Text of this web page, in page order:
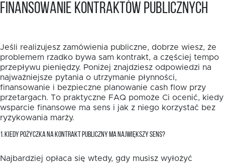
finansowanie kontraktów publicznych
Jeśli realizujesz zamówienia publiczne, dobrze wiesz, że
problemem rzadko bywa sam kontrakt, a częściej tempo
przepływu pieniędzy. Poniżej znajdziesz odpowiedzi na
najważniejsze pytania o utrzymanie płynności,
finansowanie i bezpieczne planowanie cash flow przy
przetargach. To praktyczne FAQ pomoże Ci ocenić, kiedy
wsparcie finansowe ma sens i jak z niego korzystać bez
ryzykowania marży.
1. KIEDY POŻYCZKA NA KONTRAKT PUBLICZNY MA NAJWIĘKSZY SENS?
Najbardziej opłaca się wtedy, gdy musisz wyłożyć